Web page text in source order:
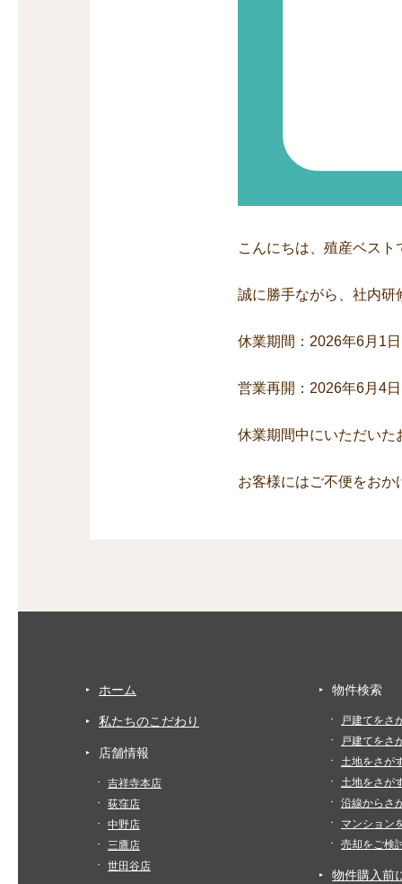
こんにちは、殖産ベスト
誠に勝手ながら、社内研
休業期間：2026年6月1
営業再開：2026年6月4
休業期間中にいただいた
お客様にはご不便をお
ホーム
私たちのこだわり
店舗情報
吉祥寺本店
荻窪店
中野店
三鷹店
世田谷店
物件検索
戸建てをさ
戸建てをさ
土地をさが
土地をさが
沿線からさ
マンション
売却をご検
物件購入前